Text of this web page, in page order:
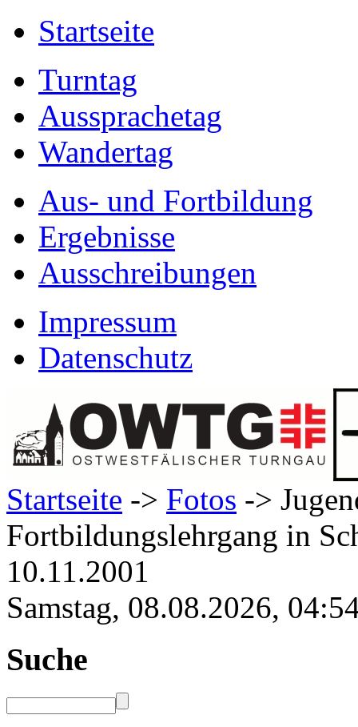
Startseite
Turntag
Aussprachetag
Wandertag
Aus- und Fortbildung
Ergebnisse
Ausschreibungen
Impressum
Datenschutz
Startseite -> Fotos ->
Fortbildungslehrgang in
10.11.2001
Samstag, 08.08.2026,
Suche